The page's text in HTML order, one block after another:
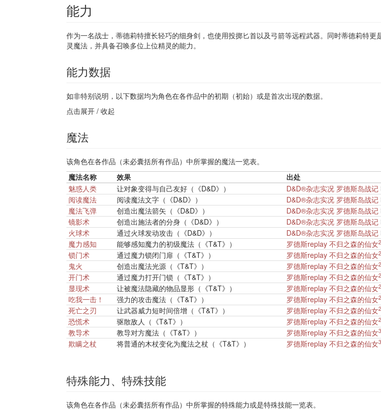
能力
作为一名战士，蒂德莉特擅长轻巧的细身剑，也使用投掷匕首以及弓箭等远程武器。同时蒂德莉特
灵魔法，并具备召唤多位上位精灵的能力。
能力数据
如非特别说明，以下数据均为角色在各作品中的初期（初始）或是首次出现的数据。
点击展开 / 收起
魔法
该角色在各作品（未必囊括所有作品）中所掌握的魔法一览表。
魔法名称
效果
出处
魅惑人类
让对象变得与自己友好（《D&D》） D&D®杂志实况 罗德斯岛战记
阅读魔法 阅读魔法文字（《D&D》） D&D®杂志实况 罗德斯岛战记
魔法飞弹 创造出魔法箭矢（《D&D》） D&D®杂志实况 罗德斯岛战记
镜影术 创造出施法者的分身（《D&D》） D&D®杂志实况 罗德斯岛战记
火球术 通过火球发动攻击（《D&D》） D&D®杂志实况 罗德斯岛战记
魔力感知 能够感知魔力的初级魔法（《T&T》） 罗德斯replay 不归之森的仙女
锁门术 通过魔力锁闭门扉（《T&T》） 罗德斯replay 不归之森的仙女
鬼火 创造出魔法光源（《T&T》） 罗德斯replay 不归之森的仙女
开门术 通过魔力打开门锁（《T&T》） 罗德斯replay 不归之森的仙女
显现术 让被魔法隐藏的物品显形（《T&T》） 罗德斯replay 不归之森的仙女
吃我一击！ 强力的攻击魔法（《T&T》） 罗德斯replay 不归之森的仙女
死亡之刃 让武器威力短时间倍增（《T&T》） 罗德斯replay 不归之森的仙女
恐慌术 驱散敌人（《T&T》） 罗德斯replay 不归之森的仙女
教导术 教导对方魔法（《T&T》） 罗德斯replay 不归之森的仙女
欺瞒之杖 将普通的木杖变化为魔法之杖（《T&T》） 罗德斯replay 不归之森的仙女
特殊能力、特殊技能
该角色在各作品（未必囊括所有作品）中所掌握的特殊能力或是特殊技能一览表。